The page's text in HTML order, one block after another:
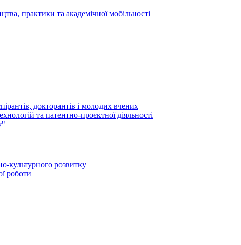
практики та академічної мобільності
докторантів і молодих вчених
та патентно-проєктної діяльності
культурного розвитку
роботи